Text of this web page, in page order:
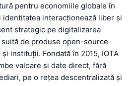
pentru economiile globale în
identitatea interacționează liber și
strategic pe digitalizarea
de produse open-source
instituții. Fondată în 2015, IOTA
valoare și date direct, fără
pe o rețea descentralizată și